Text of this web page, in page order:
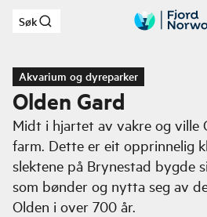
Hopp til hovedinnhold
Søk
Akvarium og dyreparker
Olden Gard
Midt i hjartet av vakre og ville
farm. Dette er eit opprinnelig
slektene på Brynestad bygde
som bønder og nytta seg av
Olden i over 700 år.